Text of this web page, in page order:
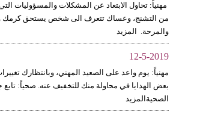
مهنياً: تحاول الابتعاد عن المشكلات والمسؤوليات
من التشنج، وعساك تتعرف الى شخص يستحق كرمك
والمرحة. المزيد
12-5-2019
مهنياً: يوم واعد على الصعيد المهني، وبانتظارك
بعض الهدايا في محاولة منك للتخفيف عنه. صحياً:
الصحيةالمزيد